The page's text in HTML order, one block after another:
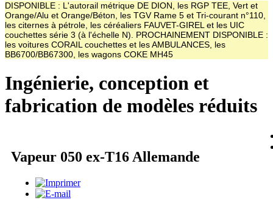
DISPONIBLE : L'autorail métrique DE DION, les RGP TEE, Vert et
Orange/Alu et Orange/Béton, les TGV Rame 5 et Tri-courant n°110,
les citernes à pétrole, les céréaliers FAUVET-GIREL et les UIC
couchettes série 3 (à l'échelle N). PROCHAINEMENT DISPONIBLE :
les voitures CORAIL couchettes et les AMBULANCES, les
BB6700/BB67300, les wagons COKE MH45
Ingénierie, conception et
fabrication de modèles réduits
Vapeur 050 ex-T16 Allemande